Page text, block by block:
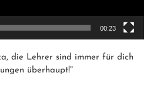
00:23
die Lehrer sind immer für dich
überhaupt!"